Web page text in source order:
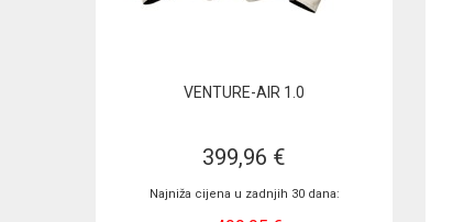
VENTURE-AIR 1.0
399,96 €
Najniža cijena u zadnjih 30 dana: